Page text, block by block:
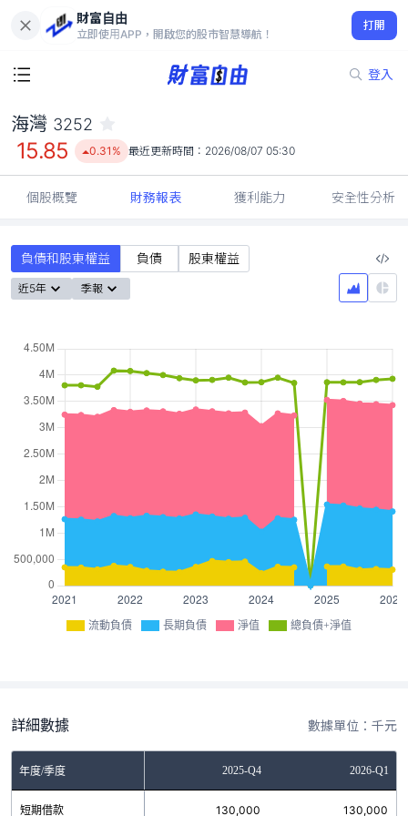
財富自由
立即使用APP，開啟您的股市智慧導航！
打開
登入
15.85
0.31%
海灣 3252
15.85 0.31% 最近更新時間： 2026/08/07 05:30
個股概覽 財務報表 獲利能力 安全性分析
負債和股東權益 負債 股東權益
近5年 季報
流動負債 長期負債 淨值 總負債+淨值
詳細數據 數據單位：千元
年度/季度 2025-Q4 2026-Q1
短期借款 130,000 130,000